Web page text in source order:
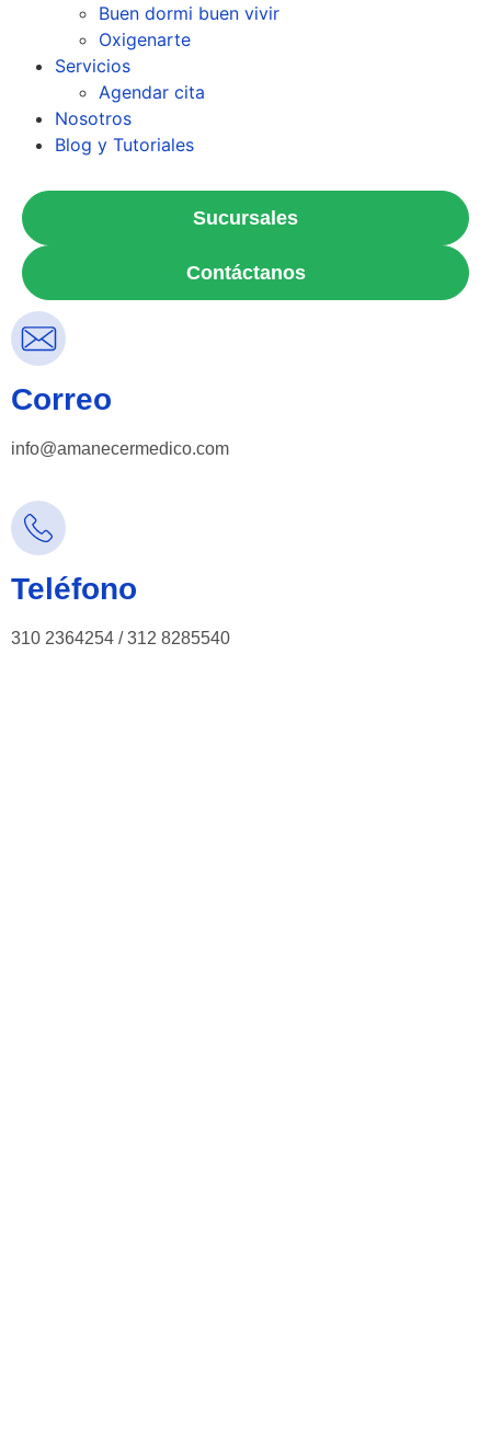
Buen dormi buen vivir
Oxigenarte
Servicios
Agendar cita
Nosotros
Blog y Tutoriales
Sucursales
Contáctanos
Correo
info@amanecermedico.com
Teléfono
310 2364254 / 312 8285540